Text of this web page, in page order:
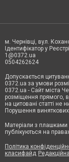
м. Чернівці, вул.
Ідентифікатор у
1@0372.ua
0504262624
Допускається
0372.ua за умови
0372.ua - Сайт міста
розміщення прямого,
на цитовані статті не
Порушення
Матеріали з
публікуються на
Політика
класифайд